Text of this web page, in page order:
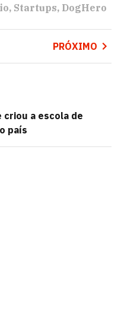
Startups DogHero
PRÓXIMO
criou a escola de
país